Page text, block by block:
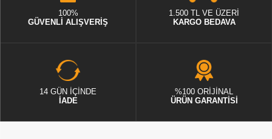
100%
GÜVENLİ ALIŞVERİŞ
1.500 TL VE ÜZERİ
KARGO BEDAVA
14 GÜN İÇİNDE
İADE
%100 ORİJİNAL
ÜRÜN GARANTİSİ